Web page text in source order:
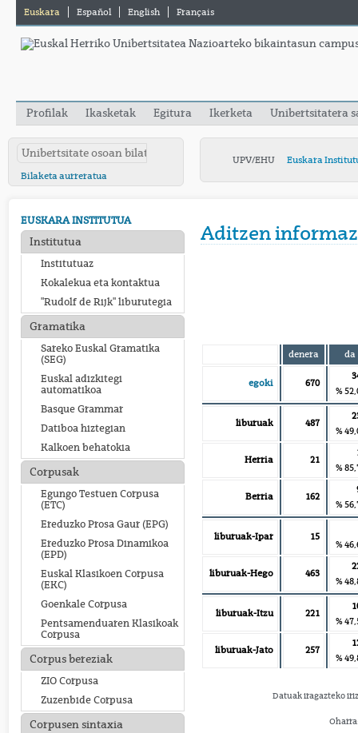
Euskara Español English Français
Profilak Ikasketak Egitura Ikerketa Unibertsitatera
Bilaketa aurreratua
UPV/EHU Euskara
EUSKARA INSTITUTUA
Institutua
Institutuaz
Kokalekua eta kontaktua
"Rudolf de Rijk" liburutegia
Gramatika
Sareko Euskal Gramatika
(SEG)
Euskal adizkitegi
automatikoa
Basque Grammar
Datiboa hiztegian
Kalkoen behatokia
Corpusak
Egungo Testuen Corpusa
(ETC)
Ereduzko Prosa Gaur (EPG)
Ereduzko Prosa Dinamikoa
(EPD)
Euskal Klasikoen Corpusa
(EKC)
Goenkale Corpusa
Pentsamenduaren Klasikoak
Corpusa
Corpus bereziak
ZIO Corpusa
Zuzenbide Corpusa
Corpusen sintaxia
Aditzen
denera da
egoki 670
%
liburuak 487
%
Herria 21
%
Berria 162
%
liburuak-Ipar 15
%
liburuak-Hego 463
%
liburuak-Itzu 221
%
liburuak-Jato 257
%
Datuak iragazteko